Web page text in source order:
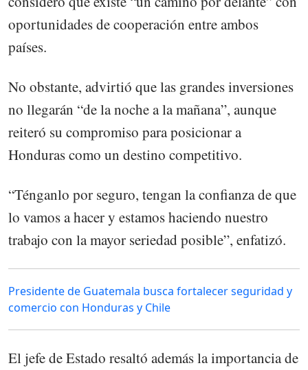
oportunidades de cooperación entre ambos
países.
No obstante, advirtió que las grandes inversiones
no llegarán “de la noche a la mañana”, aunque
reiteró su compromiso para posicionar a
Honduras como un destino competitivo.
“Ténganlo por seguro, tengan la confianza de que
lo vamos a hacer y estamos haciendo nuestro
trabajo con la mayor seriedad posible”, enfatizó.
Presidente de Guatemala busca fortalecer seguridad y
comercio con Honduras y Chile
El jefe de Estado resaltó además la importancia de